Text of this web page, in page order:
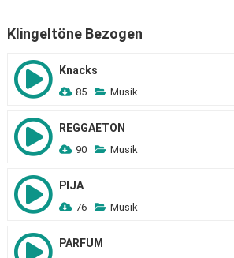
Klingeltöne Bezogen
Knacks
85 Musik
REGGAETON
90 Musik
PIJA
76 Musik
PARFUM